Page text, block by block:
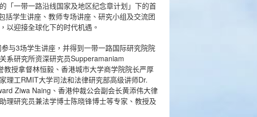
「一带一路沿线国家及地区纪念章计划」下的首
学生讲座、教师专场讲座、研究小组及交流团
以迎接全球化下的时代机遇。
与3场学生讲座，并得到一带一路国际研究院院
系研究所资深研究员Supperamaniam
授拿督林恒毅、香港城市大学商学院院长严厚
理工RMIT大学司法和法律研究部高级讲师Dr.
Ziwa Naing、香港仲裁公会副会长黄添伟大律
理研究员兼法学博士陈晓锋博士等专家、教授及